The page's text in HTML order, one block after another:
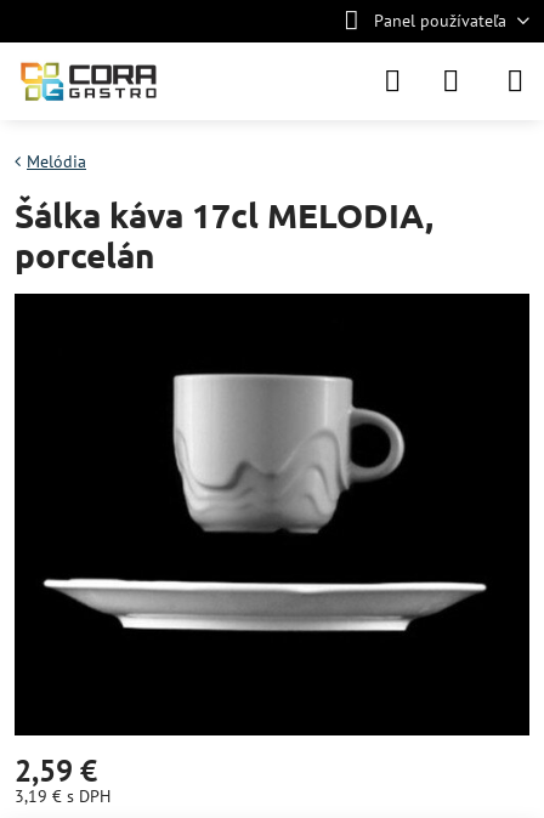
Panel používateľa
Melódia
Šálka káva 17cl MELODIA,
porcelán
2,59 €
3,19 € s DPH